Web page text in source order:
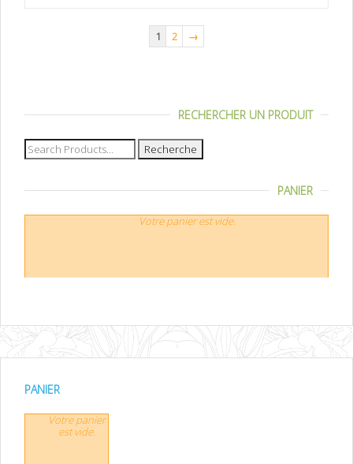
1 2 →
RECHERCHER UN PRODUIT
Recherche
pour :
PANIER
Votre panier est vide.
PANIER
Votre panier
est vide.